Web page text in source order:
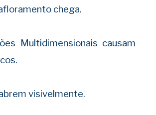
chega.
Multidimensionais causam
visivelmente.